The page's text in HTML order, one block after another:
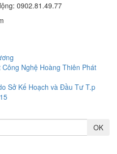
0902.81.49.77
Nghệ Hoàng Thiên Phát
Sở Kế Hoạch và Đầu Tư T.p